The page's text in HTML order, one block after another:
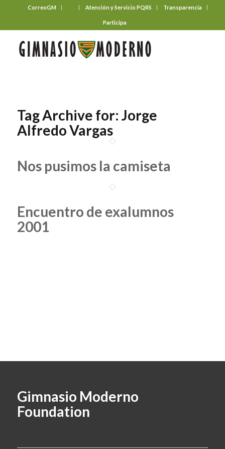
CorreoGM Atención y Servicio PQRS Transparencia
Participa
Tag Archive for: Jorge
Alfredo Vargas
Nos pusimos la camiseta
Encuentro de exalumnos
2001
Gimnasio Moderno
Foundation